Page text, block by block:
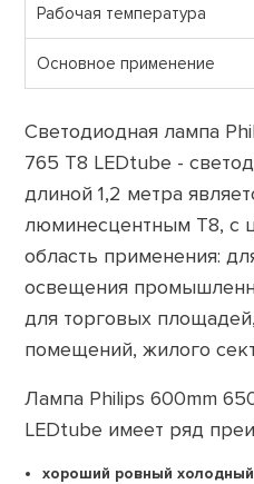
Рабочая температура
Основное применение
Светодиодная лампа
765 T8 LEDtube -
длиной 1,2 метра
люминесцентным Т8, с
область применения:
освещения
для торговых
помещений, жилого
Лампа Philips 600mm
LEDtube имеет ряд
хороший ровный